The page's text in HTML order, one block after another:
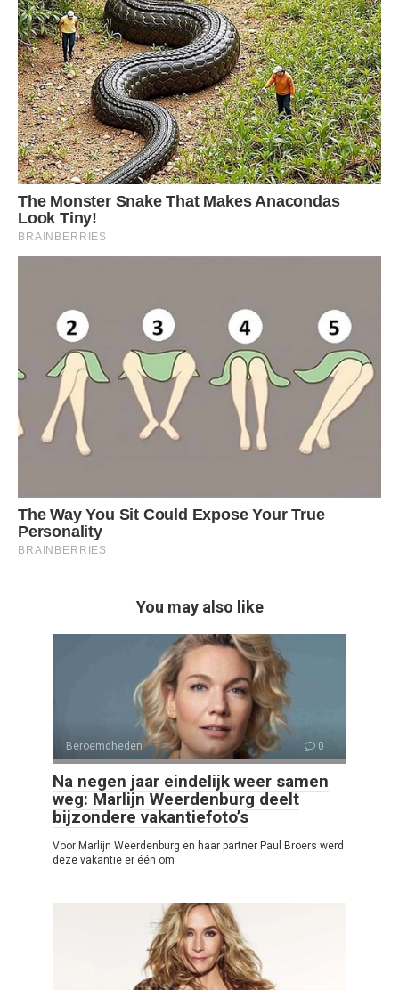
You may also like
Beroemdheden 0
Na negen jaar eindelijk weer samen
weg: Marlijn Weerdenburg deelt
bijzondere vakantiefoto’s
Voor Marlijn Weerdenburg en haar partner Paul Broers werd
deze vakantie er één om